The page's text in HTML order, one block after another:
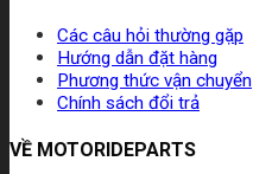
Các câu hỏi thường gặp
Hướng dẫn đặt hàng
Phương thức vận chuyển
Chính sách đổi trả
VỀ MOTORIDEPARTS